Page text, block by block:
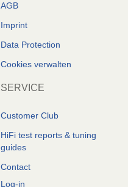
AGB
Imprint
Data Protection
Cookies verwalten
SERVICE
Customer Club
HiFi test reports & tuning
guides
Contact
Log-in